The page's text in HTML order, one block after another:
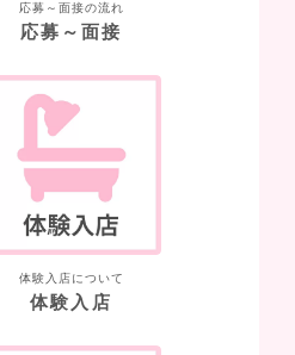
応募～面接の流れ
応募～面接
体験入店について
体験入店